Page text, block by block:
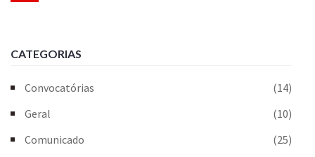
CATEGORIAS
Convocatórias
(14)
Geral
(10)
Comunicado
(25)